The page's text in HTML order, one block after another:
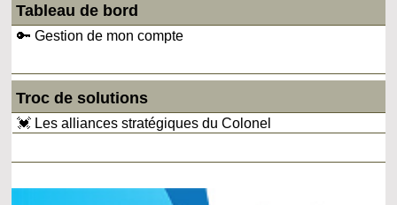
Tableau de bord
🔑 Gestion de mon compte
Troc de solutions
💓 Les alliances stratégiques du Colonel